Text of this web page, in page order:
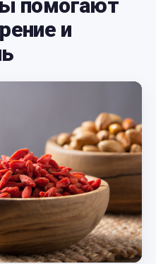
помогают
и